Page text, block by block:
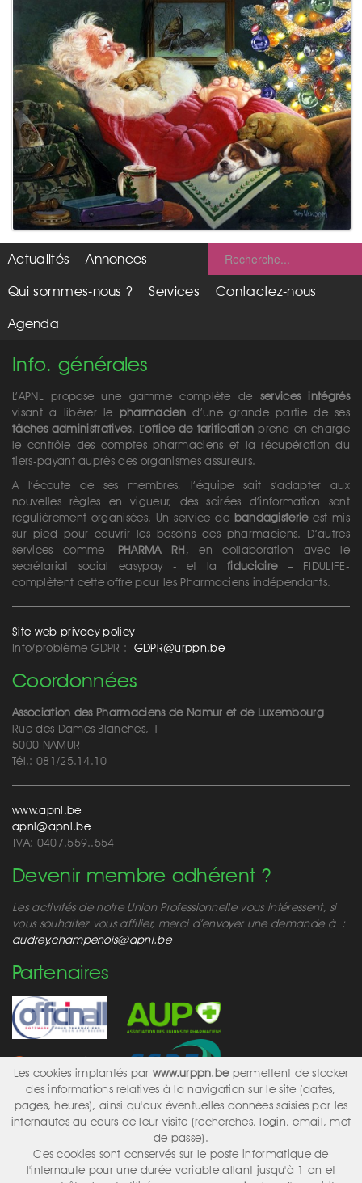
Actualités
Annonces
Qui sommes-nous ?
Services
Contactez-nous
Agenda
Info. générales
L’APNL propose une gamme complète de services intégrés
visant à libérer le pharmacien d’une grande partie de ses
tâches administratives. L’office de tarification prend en charge
le contrôle des comptes pharmaciens et la récupération du
tiers-payant auprès des organismes assureurs.
A l’écoute de ses membres, l’équipe sait s’adapter aux
nouvelles règles en vigueur, des soirées d’information sont
régulièrement organisées. Un service de bandagisterieest mis
sur pied pour couvrir les besoins des pharmaciens. D’autres
services comme PHARMA RH, en collaboration avec le
secrétariat social easypay - et lafiduciaire– FIDULIFE-
complètent cette offre pour les Pharmaciens indépendants.
Site web privacy policy
Info/problème GDPR : GDPR@urppn.be
Coordonnées
Association des Pharmaciens de Namur et de Luxembourg
Rue des Dames Blanches, 1
5000 NAMUR
Tél.: 081/25.14.10
www.apnl.be
apnl@apnl.be
TVA: 0407.559..554
Devenir membre adhérent ?
Les activités de notre Union Professionnelle vous intéressent, si
vous souhaitez vous affilier, merci d’envoyer une demande à :
audrey.champenois@apnl.be
Partenaires
Réseaux sociaux
Les cookies implantés par www.urppn.be permettent de stocker
des informations relatives à la navigation sur le site (dates,
pages, heures), ainsi qu'aux éventuelles données saisies par les
internautes au cours de leur visite (recherches, login, email, mot
de passe).
Ces cookies sont conservés sur le poste informatique de
l'internaute pour une durée variable allant jusqu'à 1 an et